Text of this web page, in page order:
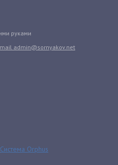
руками
admin@sornyakov.net